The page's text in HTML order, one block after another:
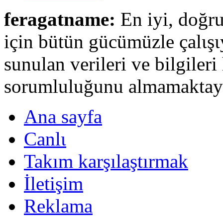
feragatname: En iyi,
için bütün gücümüzle
sunulan verileri ve bilgileri
sorumluluğunu
Ana sayfa
Canlι
Takım karşılaştırmak
İletişim
Reklama